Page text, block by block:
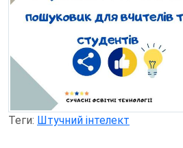
Теги: Штучний інтелект